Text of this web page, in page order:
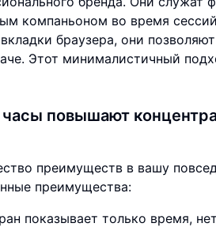
компаньоном во время
браузера, они
Этот минималистичный
повышают
преимуществ в вашу
преимущества:
показывает только время,